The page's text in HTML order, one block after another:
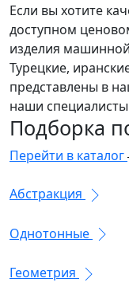
Если вы хотите
доступном
изделия
Турецкие,
представлены в
наши
Подборка
Перейти в каталог
Абстракция
Однотонные
Геометрия